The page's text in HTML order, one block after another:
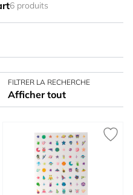
6 produits
FILTRER LA RECHERCHE
Afficher tout